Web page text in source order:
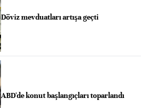
Döviz mevduatları artışa geçti
ABD'de konut başlangıçları toparlandı